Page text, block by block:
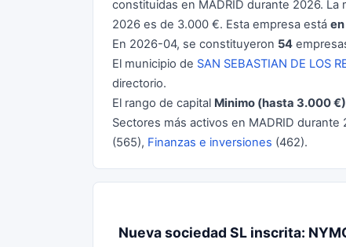
constituidas en MADRID durante 2026. La
2026 es de 3.000 €. Esta empresa está
En 2026-04, se constituyeron 54
El municipio de SAN SEBASTIAN DE LOS
directorio.
El rango de capital Minimo (hasta 3.000 €)
Sectores más activos en MADRID durante
(565), Finanzas e inversiones (462).
Nueva sociedad SL inscrita: